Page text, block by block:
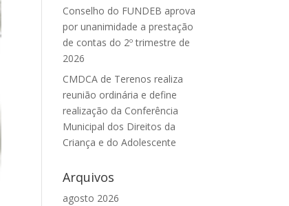
Conselho do FUNDEB aprova
por unanimidade a prestação
de contas do 2º trimestre de
2026
CMDCA de Terenos realiza
reunião ordinária e define
realização da Conferência
Municipal dos Direitos da
Criança e do Adolescente
Arquivos
agosto 2026